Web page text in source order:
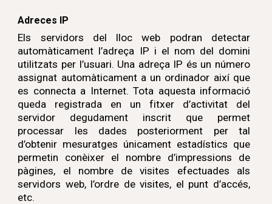
Adreces IP
Els servidors del lloc web podran detectar
automàticament l’adreça IP i el nom del domini
utilitzats per l’usuari. Una adreça IP és un número
assignat automàticament a un ordinador així que
es connecta a Internet. Tota aquesta informació
queda registrada en un fitxer d’activitat del
servidor degudament inscrit que permet
processar les dades posteriorment per tal
d’obtenir mesuratges únicament estadístics que
permetin conèixer el nombre d’impressions de
pàgines, el nombre de visites efectuades als
servidors web, l’ordre de visites, el punt d’accés,
etc.